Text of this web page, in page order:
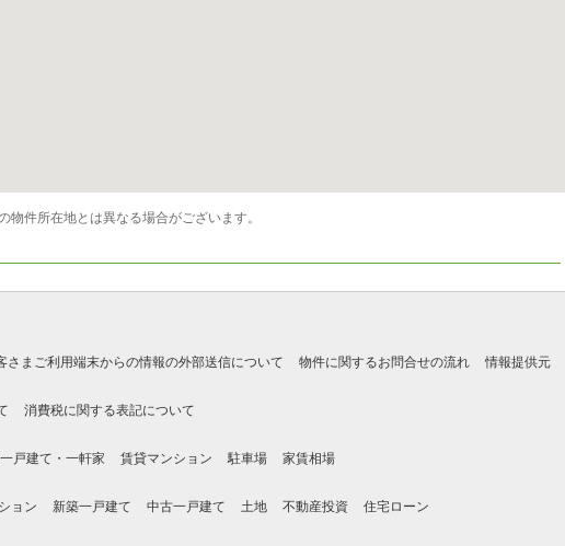
件所在地とは異なる場合がございます。
さまご利用端末からの情報の外部送信について 物件に関するお問合せの流れ 情報提供元
消費税に関する表記について
戸建て・一軒家 賃貸マンション 駐車場 家賃相場
ョン 新築一戸建て 中古一戸建て 土地 不動産投資 住宅ローン